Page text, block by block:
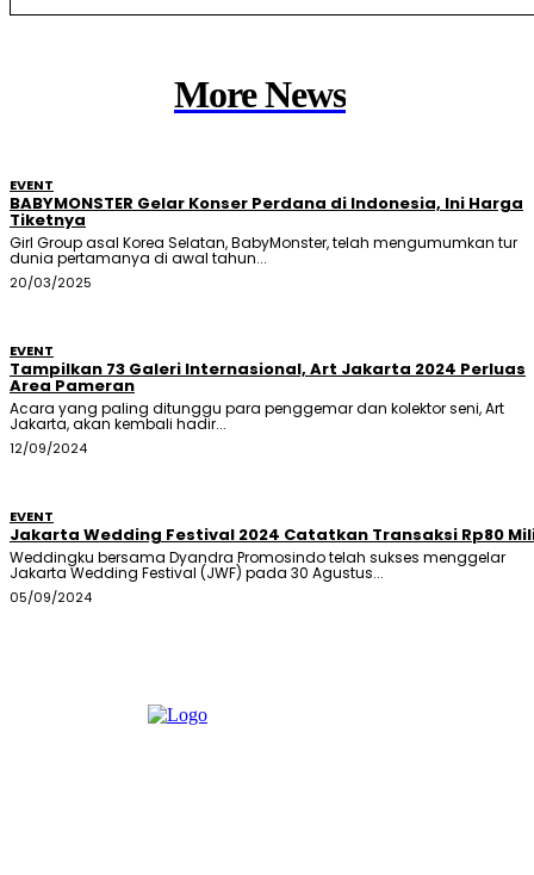
More News
EVENT
BABYMONSTER Gelar Konser Perdana di Indonesia, Ini Harga
Tiketnya
Girl Group asal Korea Selatan, BabyMonster, telah mengumumkan tur
dunia pertamanya di awal tahun...
20/03/2025
EVENT
Tampilkan 73 Galeri Internasional, Art Jakarta 2024 Perluas
Area Pameran
Acara yang paling ditunggu para penggemar dan kolektor seni, Art
Jakarta, akan kembali hadir...
12/09/2024
EVENT
Jakarta Wedding Festival 2024 Catatkan Transaksi Rp80
Weddingku bersama Dyandra Promosindo telah sukses menggelar
Jakarta Wedding Festival (JWF) pada 30 Agustus...
05/09/2024